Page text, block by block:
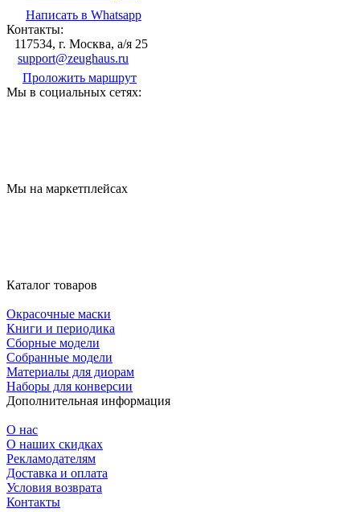
Написать в Whatsapp
Контакты:
117534, г. Москва, а/я 25
support@zeughaus.ru
Проложить маршрут
Мы в социальных сетях:
Мы на маркетплейсах
Каталог товаров
Окрасочные маски
Книги и периодика
Сборные модели
Собранные модели
Материалы для диорам
Наборы для конверсии
Дополнительная информация
О нас
О наших скидках
Рекламодателям
Доставка и оплата
Условия возврата
Контакты